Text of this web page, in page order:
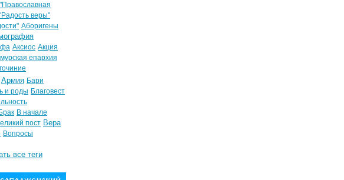
"Православная
веры"
Аборигены
Аксиос Акция
епархия
Армия Бари
и роды Благовест
Брак В начале
пост Вера
Вопросы
все теги